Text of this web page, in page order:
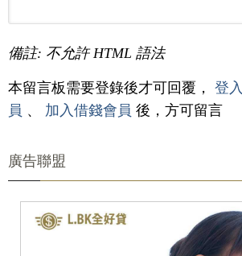
備註: 不允許 HTML 語法
本留言板需要登錄後才可回覆， 登入
員 、 加入借錢會員 後，方可留言
廣告聯盟